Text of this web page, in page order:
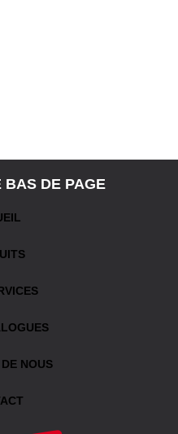
BAS DE PAGE
NOUS